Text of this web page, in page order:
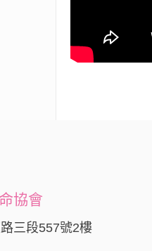
協會
三段557號2樓